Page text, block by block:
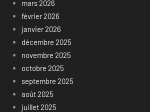
mars 2026
février 2026
janvier 2026
décembre 2025
novembre 2025
octobre 2025
septembre 2025
août 2025
juillet 2025